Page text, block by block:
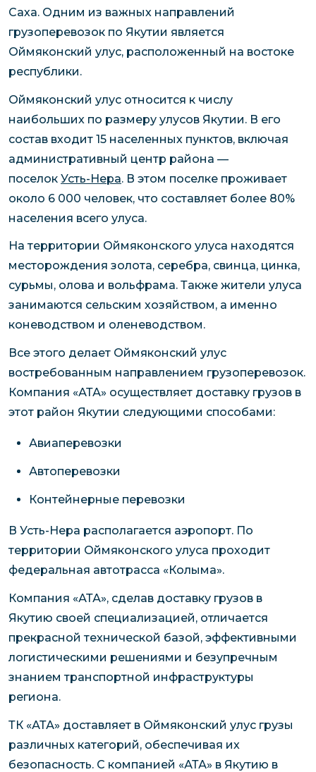
Саха. Одним из важных направлений
грузоперевозок по Якутии является
Оймяконский улус, расположенный на востоке
республики.
Оймяконский улус относится к числу
наибольших по размеру улусов Якутии. В его
состав входит 15 населенных пунктов, включая
административный центр района —
поселок Усть-Нера. В этом поселке проживает
около 6 000 человек, что составляет более 80%
населения всего улуса.
На территории Оймяконского улуса находятся
месторождения золота, серебра, свинца, цинка,
сурьмы, олова и вольфрама. Также жители улуса
занимаются сельским хозяйством, а именно
коневодством и оленеводством.
Все этого делает Оймяконский улус
востребованным направлением грузоперевозок.
Компания «АТА» осуществляет доставку грузов в
этот район Якутии следующими способами:
Авиаперевозки
Автоперевозки
Контейнерные перевозки
В Усть-Нера располагается аэропорт. По
территории Оймяконского улуса проходит
федеральная автотрасса «Колыма».
Компания «АТА», сделав доставку грузов в
Якутию своей специализацией, отличается
прекрасной технической базой, эффективными
логистическими решениями и безупречным
знанием транспортной инфраструктуры
региона.
ТК «АТА» доставляет в Оймяконский улус грузы
различных категорий, обеспечивая их
безопасность. С компанией «АТА» в Якутию в